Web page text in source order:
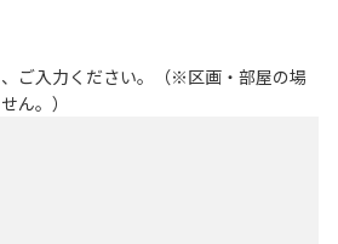
ご入力ください。（※区画・部屋の場
ん。）